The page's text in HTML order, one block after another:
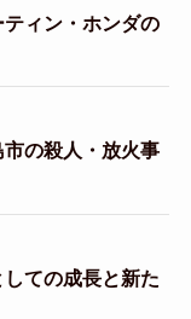
ィン・ホンダの
の殺人・放火事
ての成長と新た